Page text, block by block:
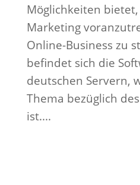
Möglichkeiten
Marketing
Online-Business zu
befindet sich die
deutschen Servern,
Thema bezüglich
ist....